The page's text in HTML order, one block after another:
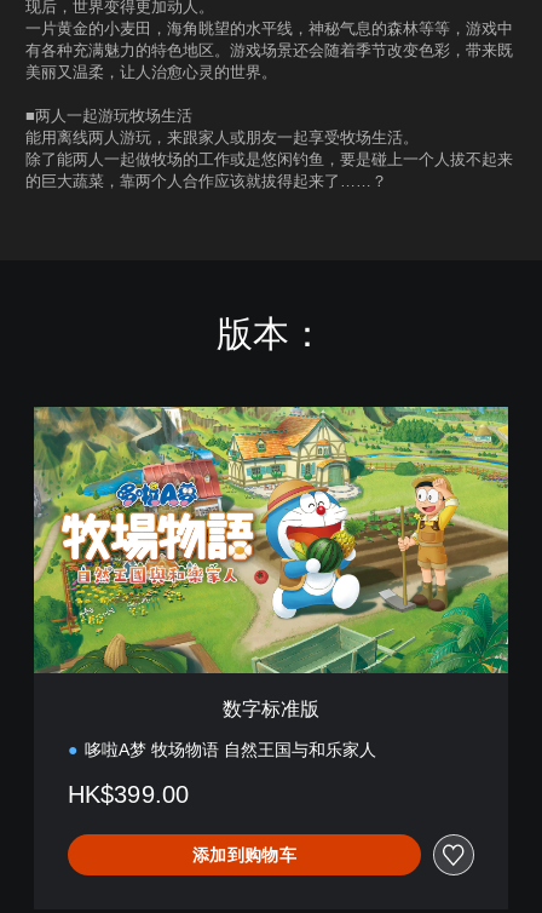
现后，世界变得更加动人。
一片黄金的小麦田，海角眺望的水平线，神秘气息的森林等等，游戏中
有各种充满魅力的特色地区。游戏场景还会随着季节改变色彩，带来既
美丽又温柔，让人治愈心灵的世界。
■两人一起游玩牧场生活
能用离线两人游玩，来跟家人或朋友一起享受牧场生活。
除了能两人一起做牧场的工作或是悠闲钓鱼，要是碰上一个人拔不起来
的巨大蔬菜，靠两个人合作应该就拔得起来了……？
版本：
数
字
标
准
版
数字标准版
哆啦A梦 牧场物语 自然王国与和乐家人
HK$399.00
添加到购物车